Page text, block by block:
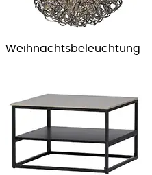
Weihnachts­beleuchtung